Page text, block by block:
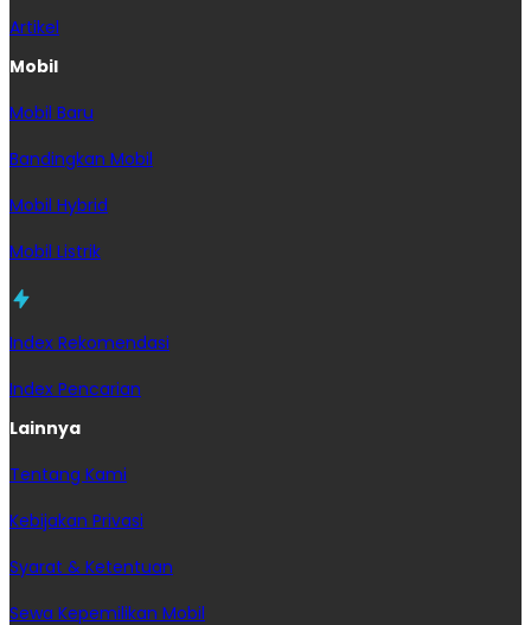
Artikel
Mobil
Mobil Baru
Bandingkan Mobil
Mobil Hybrid
Mobil Listrik
Index Rekomendasi
Index Pencarian
Lainnya
Tentang Kami
Kebijakan Privasi
Syarat & Ketentuan
Sewa Kepemilikan Mobil